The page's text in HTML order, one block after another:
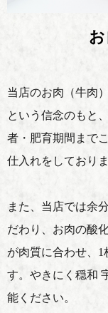
当店のお肉（牛肉
という信念のもと、
者・肥育期間まで
仕入れをしておりま
また、当店では余
だわり、 お肉の酸
が肉質に合わせ、 1
す。 やきにく穏和
能ください。